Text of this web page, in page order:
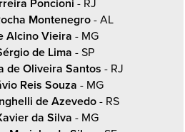
Montenegro- AL
Alcino Vieira - MG
de Lima - SP
de Oliveira Santos - RJ
Reis Souza - MG
de Azevedo- RS
da Silva - MG